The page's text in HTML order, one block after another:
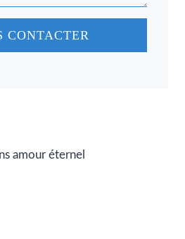
CONTACTER